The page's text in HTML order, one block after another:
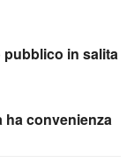
pubblico in salita
convenienza